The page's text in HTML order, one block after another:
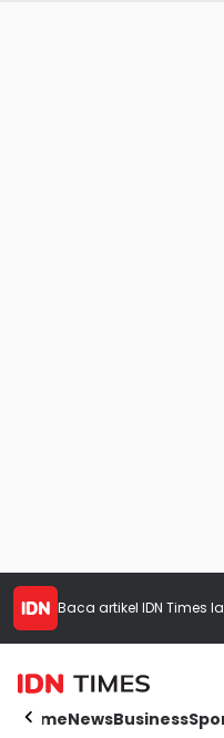
Baca artikel IDN Times
HomeNewsBusiness